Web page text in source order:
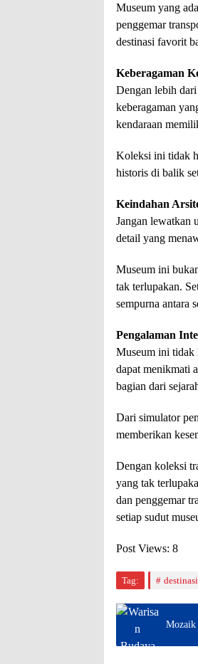
Museum yang
penggemar
destinasi favorit
Keberagaman
Dengan lebih
keberagaman
kendaraan
Koleksi ini tidak
historis di balik
Keindahan
Jangan lewatkan
detail yang
Museum ini
tak terlupakan.
sempurna antara
Pengalaman
Museum ini tidak
dapat menikmati
bagian dari
Dari simulator
memberikan
Dengan koleksi
yang tak
dan penggemar
setiap sudut
Post Views: 8
Tag:
Mozaik